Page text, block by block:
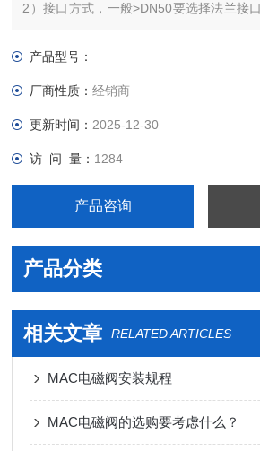
2）接口方式，一般>DN50要选择法兰接
2、根据流体参数选择电磁阀的：材质、温
体：宜选用食品级不锈钢材质电磁阀；
产品型号：
厂商性质：经销商
更新时间： 2025-12-30
访 问 量： 1284
产品咨询
产品分类
相关文章 RELATED ARTICLES
MAC电磁阀安装规程
MAC电磁阀的选购要考虑什么？